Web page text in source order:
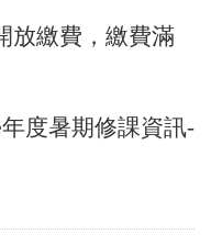
放繳費，繳費滿
度暑期修課資訊-